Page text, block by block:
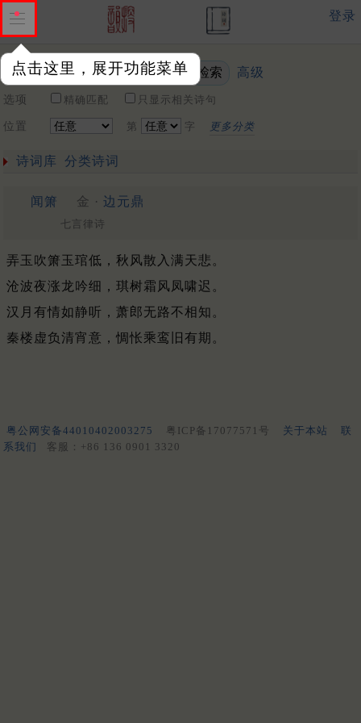
点击这里，展开功能菜单
登录
关键词 高级
选项 精确匹配 只显示相关诗句
位置 第 字 更多分类
诗词库 分类诗词
闻箫 金 · 边元鼎
七言律诗
弄玉吹箫玉琯低，秋风散入满天悲。
沧波夜涨龙吟细，琪树霜风凤啸迟。
汉月有情如静听，萧郎无路不相知。
秦楼虚负清宵意，惆怅乘鸾旧有期。
粤公网安备44010402003275 粤ICP备17077571号 关于本站
联
系我们
客服：+86 136 0901 3320